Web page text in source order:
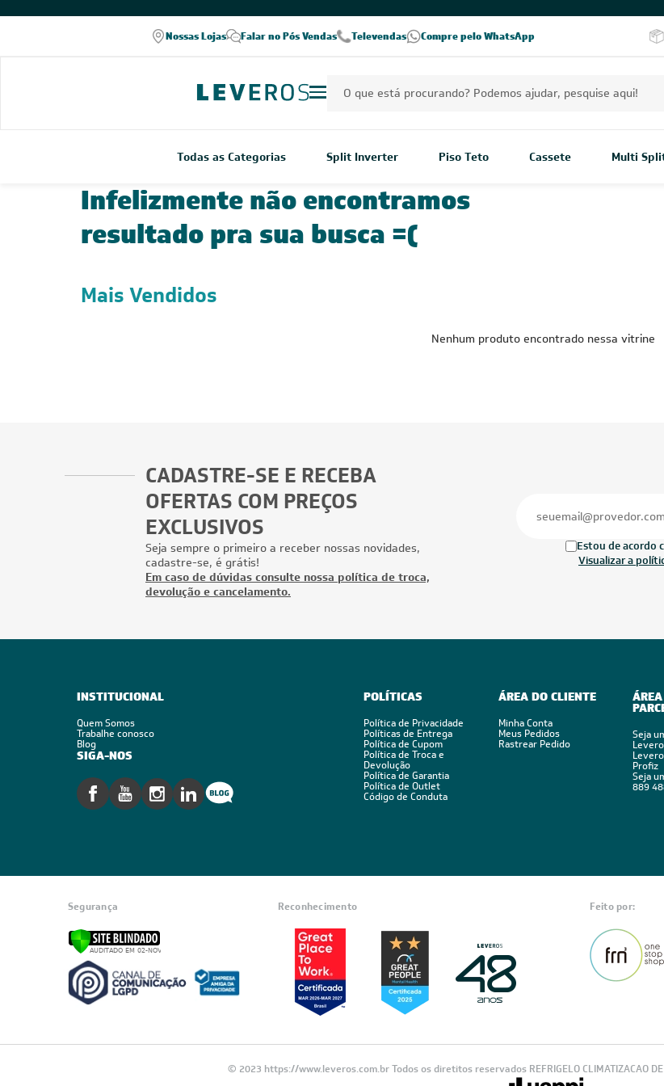
Nossas Lojas Falar no Pós Vendas Televendas Compre pelo WhatsApp
Excelência no RA
Excelência no Reclame Aqui Seja parceiro Leveros
Todas as Categorias Split Inverter Piso Teto Cassete Multi
Infelizmente não encontramos
resultado pra sua busca =(
Mais Vendidos
Nenhum produto encontrado nessa vitrine
CADASTRE-SE E RECEBA
OFERTAS COM PREÇOS
EXCLUSIVOS
Seja sempre o primeiro a receber nossas novidades,
cadastre-se, é grátis!
Em caso de dúvidas consulte nossa política de troca,
devolução e cancelamento.
Estou de acordo
Visualizar a
INSTITUCIONAL
Quem Somos
Trabalhe conosco
Blog
SIGA-NOS
POLÍTICAS
Política de Privacidade
Políticas de Entrega
Política de Cupom
Política de Troca e
Devolução
Política de Garantia
Política de Outlet
Código de Conduta
ÁREA DO CLIENTE
Minha Conta
Meus Pedidos
Rastrear Pedido
Seja
Profiz
Seja
889
Segurança Reconhecimento Feito por:
© 2023 https://www.leveros.com.br Todos os diretitos reservados REFRIGELO CLIMATIZACAO DE